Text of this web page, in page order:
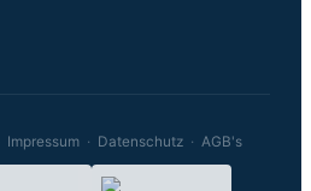
Impressum· Datenschutz· AGB's